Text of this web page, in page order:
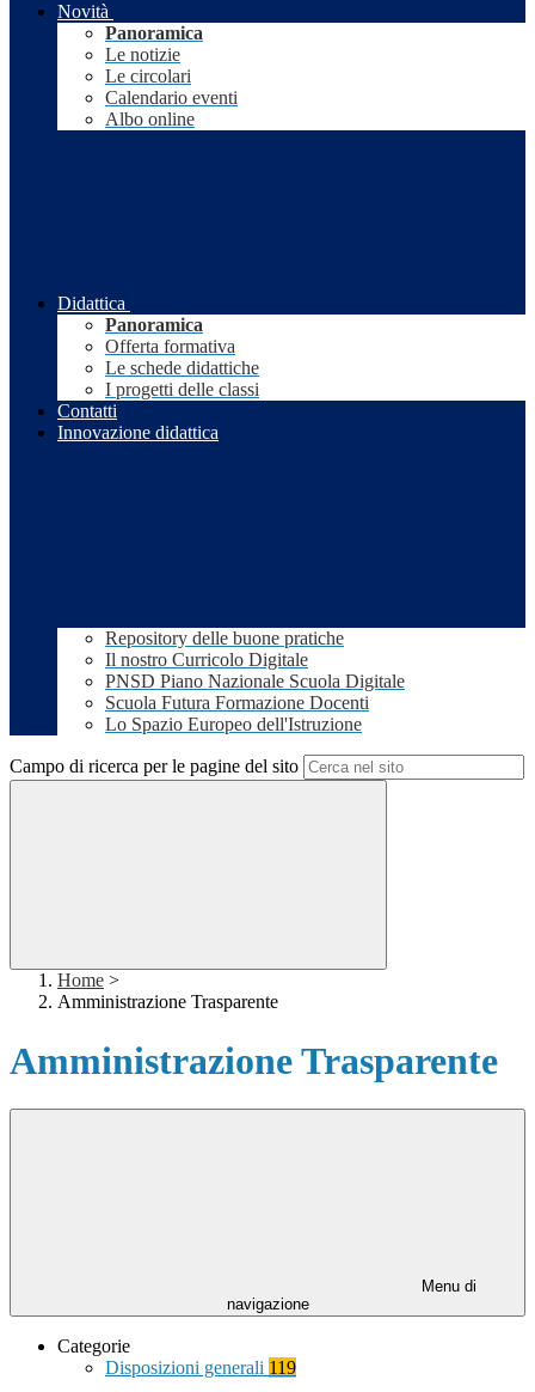
Novità
Panoramica
Le notizie
Le circolari
Calendario eventi
Albo online
Didattica
Panoramica
Offerta formativa
Le schede didattiche
I progetti delle classi
Contatti
Innovazione didattica
Repository delle buone pratiche
Il nostro Curricolo Digitale
PNSD Piano Nazionale Scuola Digitale
Scuola Futura Formazione Docenti
Lo Spazio Europeo dell'Istruzione
Campo di ricerca per le pagine del sito
Home >
Amministrazione Trasparente
Amministrazione Trasparente
Menu di
navigazione
Categorie
Disposizioni generali 119